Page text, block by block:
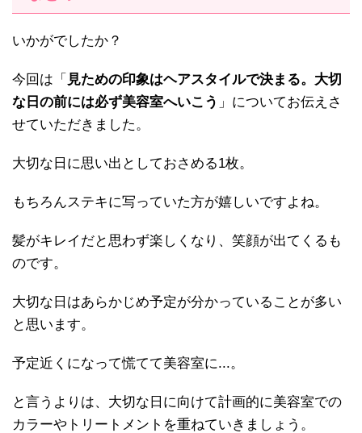
いかがでしたか？
今回は「 見ための印象はヘアスタイルで決まる。大切
な日の前には必ず美容室へいこう 」についてお伝えさ
せていただきました。
大切な日に思い出としておさめる1枚。
もちろんステキに写っていた方が嬉しいですよね。
髪がキレイだと思わず楽しくなり、笑顔が出てくるも
のです。
大切な日はあらかじめ予定が分かっていることが多い
と思います。
予定近くになって慌てて美容室に...。
と言うよりは、大切な日に向けて計画的に美容室での
カラーやトリートメントを重ねていきましょう。